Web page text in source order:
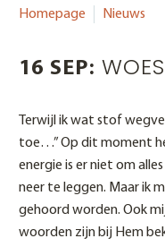
Homepage
Nieuws
16 SEP:
Terwijl ik wat stof
toe…” Op dit moment
energie is er niet om
neer te leggen. Maar ik
gehoord worden. Ook
woorden zijn bij Hem